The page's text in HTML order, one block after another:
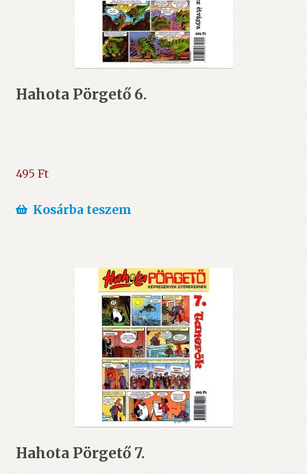
Hahota Pörgető 6.
495 Ft
Kosárba teszem
Hahota Pörgető 7.